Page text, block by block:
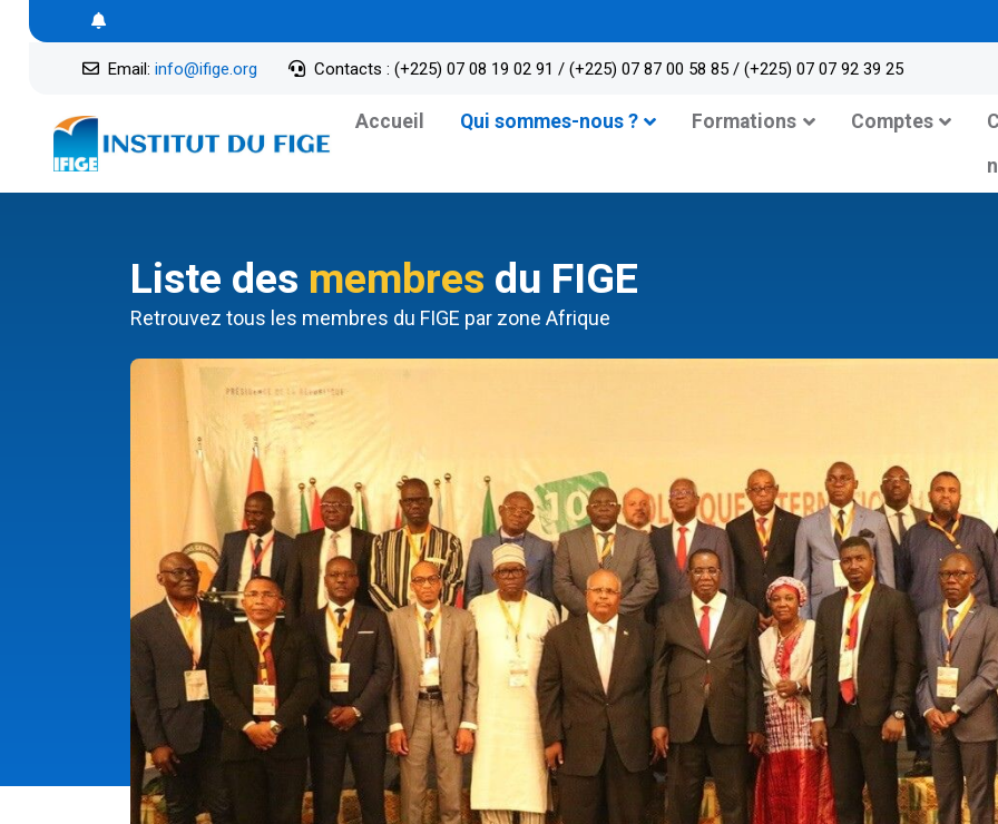
📢
Email: info@ifige.org Contacts : (+225) 07 08 19 02 91 / (+225) 07 87 00 58 85 / (+225) 07 07 92 39 25
Accueil Qui sommes-nous ? Formations Comptes
Liste des membres du FIGE
Retrouvez tous les membres du FIGE par zone Afrique